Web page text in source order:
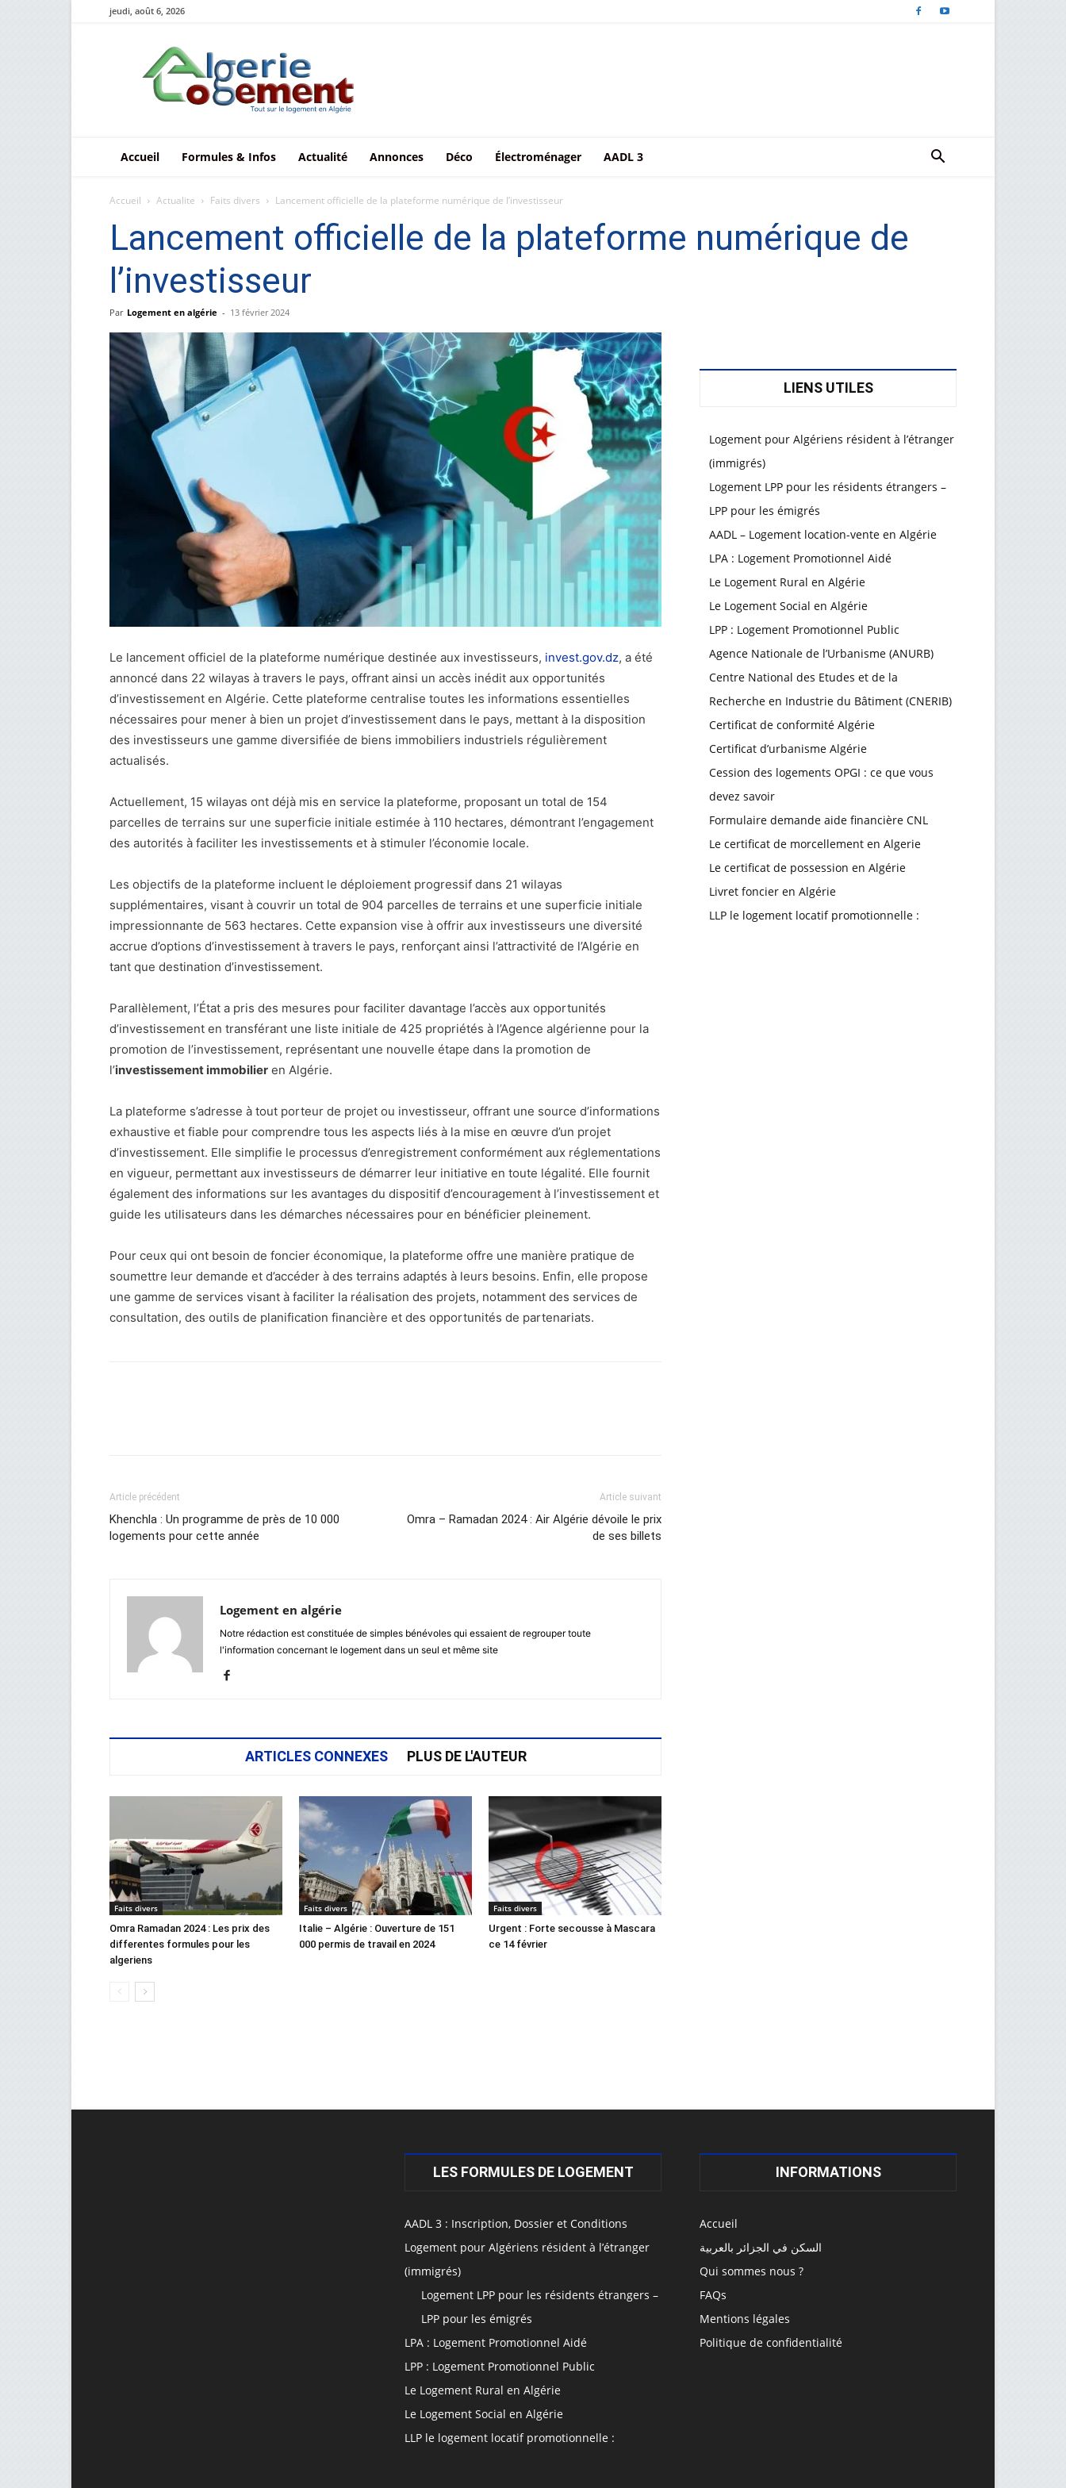
jeudi, août 6, 2026
Le
logement
en
Algérie
Accueil Formules & Infos Actualité Annonces Déco Électroménager AADL 3
Accueil Actualite Faits divers Lancement officielle de la plateforme numérique de l’investisseur
Lancement officielle de la plateforme numérique de
l’investisseur
Par Logement en algérie - 13 février 2024
Le lancement officiel de la plateforme numérique destinée aux investisseurs, invest.gov.dz, a été
annoncé dans 22 wilayas à travers le pays, offrant ainsi un accès inédit aux opportunités
d’investissement en Algérie. Cette plateforme centralise toutes les informations essentielles
nécessaires pour mener à bien un projet d’investissement dans le pays, mettant à la disposition
des investisseurs une gamme diversifiée de biens immobiliers industriels régulièrement
actualisés.
Actuellement, 15 wilayas ont déjà mis en service la plateforme, proposant un total de 154
parcelles de terrains sur une superficie initiale estimée à 110 hectares, démontrant l’engagement
des autorités à faciliter les investissements et à stimuler l’économie locale.
Les objectifs de la plateforme incluent le déploiement progressif dans 21 wilayas
supplémentaires, visant à couvrir un total de 904 parcelles de terrains et une superficie initiale
impressionnante de 563 hectares. Cette expansion vise à offrir aux investisseurs une diversité
accrue d’options d’investissement à travers le pays, renforçant ainsi l’attractivité de l’Algérie en
tant que destination d’investissement.
Parallèlement, l’État a pris des mesures pour faciliter davantage l’accès aux opportunités
d’investissement en transférant une liste initiale de 425 propriétés à l’Agence algérienne pour la
promotion de l’investissement, représentant une nouvelle étape dans la promotion de
l’investissement immobilier en Algérie.
La plateforme s’adresse à tout porteur de projet ou investisseur, offrant une source d’informations
exhaustive et fiable pour comprendre tous les aspects liés à la mise en œuvre d’un projet
d’investissement. Elle simplifie le processus d’enregistrement conformément aux réglementations
en vigueur, permettant aux investisseurs de démarrer leur initiative en toute légalité. Elle fournit
également des informations sur les avantages du dispositif d’encouragement à l’investissement et
guide les utilisateurs dans les démarches nécessaires pour en bénéficier pleinement.
Pour ceux qui ont besoin de foncier économique, la plateforme offre une manière pratique de
soumettre leur demande et d’accéder à des terrains adaptés à leurs besoins. Enfin, elle propose
une gamme de services visant à faciliter la réalisation des projets, notamment des services de
consultation, des outils de planification financière et des opportunités de partenariats.
Article précédent
Khenchla : Un programme de près de 10 000
logements pour cette année
Article suivant
Omra – Ramadan 2024 : Air Algérie dévoile le prix
de ses billets
Logement en algérie
Notre rédaction est constituée de simples bénévoles qui essaient de regrouper toute
l'information concernant le logement dans un seul et même site
ARTICLES CONNEXES PLUS DE L'AUTEUR
Faits divers
Omra Ramadan 2024 : Les prix des
differentes formules pour les
algeriens
Faits divers
Italie – Algérie : Ouverture de 151
000 permis de travail en 2024
Faits divers
Urgent : Forte secousse à Mascara
ce 14 février
LIENS UTILES
Logement pour Algériens résident à l’étranger
(immigrés)
Logement LPP pour les résidents étrangers –
LPP pour les émigrés
AADL – Logement location-vente en Algérie
LPA : Logement Promotionnel Aidé
Le Logement Rural en Algérie
Le Logement Social en Algérie
LPP : Logement Promotionnel Public
Agence Nationale de l’Urbanisme (ANURB)
Centre National des Etudes et de la
Recherche en Industrie du Bâtiment (CNERIB)
Certificat de conformité Algérie
Certificat d’urbanisme Algérie
Cession des logements OPGI : ce que vous
devez savoir
Formulaire demande aide financière CNL
Le certificat de morcellement en Algerie
Le certificat de possession en Algérie
Livret foncier en Algérie
LLP le logement locatif promotionnelle :
LES FORMULES DE LOGEMENT
AADL 3 : Inscription, Dossier et Conditions
Logement pour Algériens résident à l’étranger
(immigrés)
Logement LPP pour les résidents étrangers –
LPP pour les émigrés
LPA : Logement Promotionnel Aidé
LPP : Logement Promotionnel Public
Le Logement Rural en Algérie
Le Logement Social en Algérie
LLP le logement locatif promotionnelle :
INFORMATIONS
Accueil
السكن في الجزائر بالعربية
Qui sommes nous ?
FAQs
Mentions légales
Politique de confidentialité